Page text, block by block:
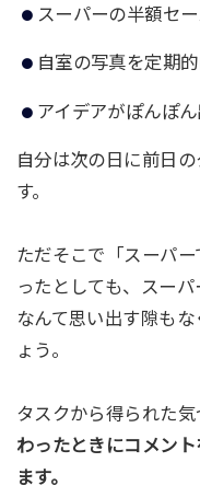
スーパーの半額セ
自室の写真を定期
アイデアがぽんぽ
自分は次の日に前日
す。
ただそこで「スーパ
ったとしても、スー
なんて思い出す隙も
ょう。
タスクから得られた気
わったときにコメン
ます。